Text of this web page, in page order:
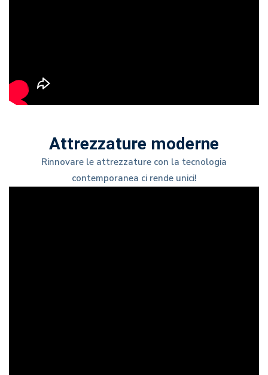
Attrezzature moderne
Rinnovare le attrezzature con la tecnologia
contemporanea ci rende unici!